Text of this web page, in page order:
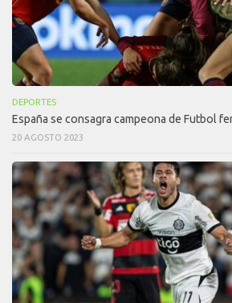
DEPORTES
España se consagra campeona de Futbol
20 AGOSTO 2023